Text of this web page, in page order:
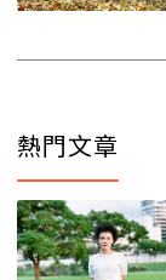
熱門文章